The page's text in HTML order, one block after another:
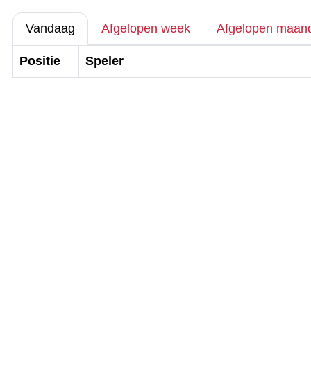
Vandaag Afgelopen week Afgelopen
Positie Speler